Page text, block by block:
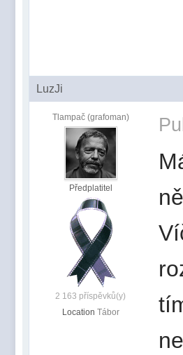
LuzJi
Tlampač (grafoman)
Předplatitel
2 163 příspěvků(y)
Location Tábor